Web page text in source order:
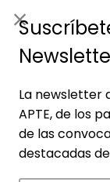
La newsletter
APTE, de los
de las
destacadas